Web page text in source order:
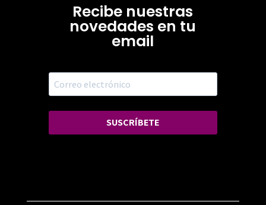
Recibe nuestras
novedades en tu
email
SUSCRÍBETE